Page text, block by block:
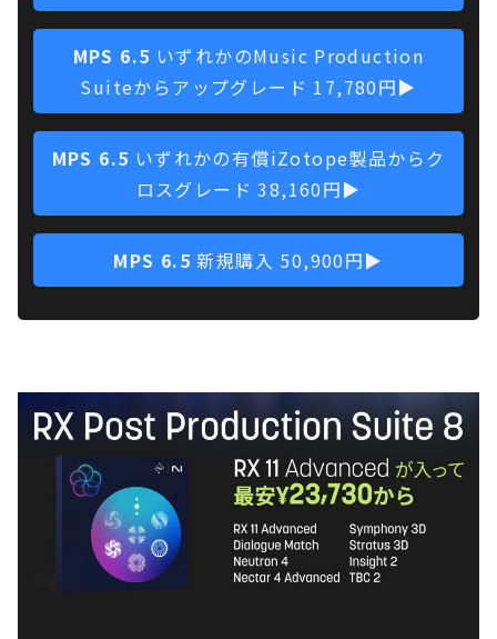
MPS 6.5 いずれかのMusic Production
Suiteからアップグレード 17,780円▶
MPS 6.5 いずれかの有償iZotope製品からク
ロスグレード 38,160円▶
MPS 6.5 新規購入 50,900円▶